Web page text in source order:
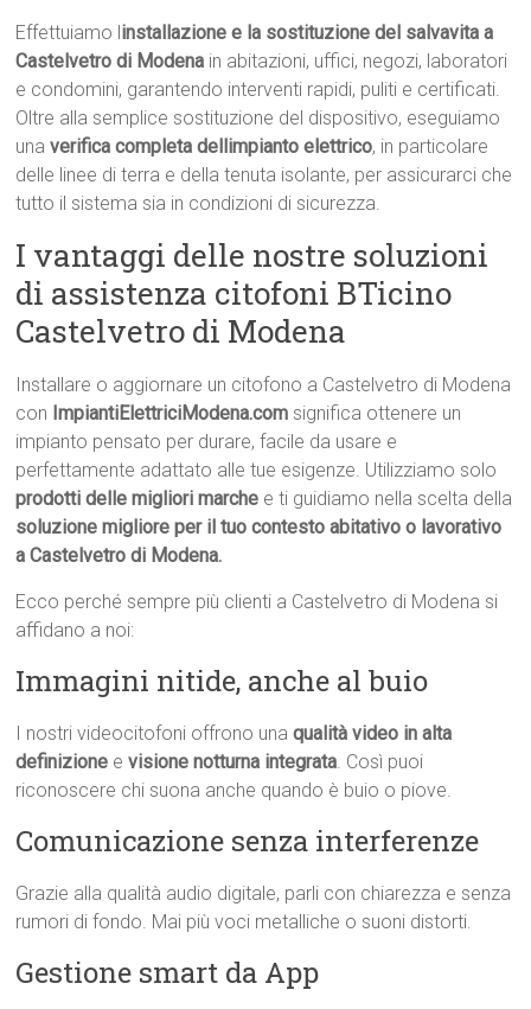
Effettuiamo l installazione e la sostituzione del salvavita a
Castelvetro di Modena in abitazioni, uffici, negozi, laboratori
e condomini, garantendo interventi rapidi, puliti e certificati.
Oltre alla semplice sostituzione del dispositivo, eseguiamo
unaverifica completa dellimpianto elettrico, in particolare
delle linee di terra e della tenuta isolante, per assicurarci che
tutto il sistema sia in condizioni di sicurezza.
I vantaggi delle nostre soluzioni
di assistenza citofoni BTicino
Castelvetro di Modena
Installare o aggiornare un citofono a Castelvetro di Modena
con ImpiantiElettriciModena.com significa ottenere un
impianto pensato per durare, facile da usare e
perfettamente adattato alle tue esigenze. Utilizziamo solo
prodotti delle migliori marche e ti guidiamo nella scelta della
soluzione migliore per il tuo contesto abitativo o lavorativo
a Castelvetro di Modena.
Ecco perché sempre più clienti a Castelvetro di Modena si
affidano a noi:
Immagini nitide, anche al buio
I nostri videocitofoni offrono unaqualità video in alta
definizione evisione notturna integrata. Così puoi
riconoscere chi suona anche quando è buio o piove.
Comunicazione senza interferenze
Grazie alla qualità audio digitale, parli con chiarezza e senza
rumori di fondo. Mai più voci metalliche o suoni distorti.
Gestione smart da App